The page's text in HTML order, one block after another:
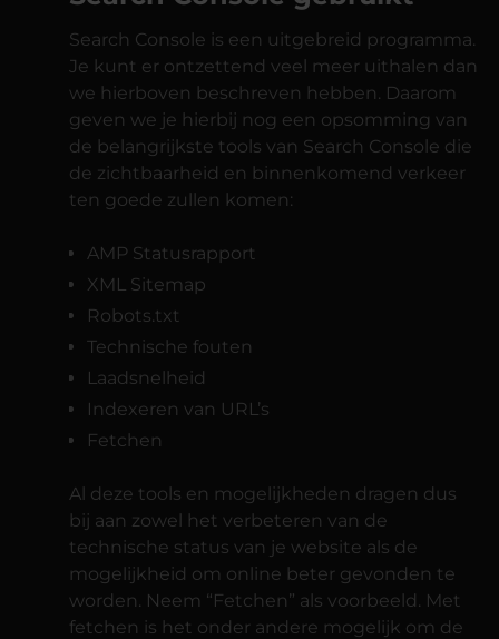
Search Console is een uitgebreid programma.
Je kunt er ontzettend veel meer uithalen dan
we hierboven beschreven hebben. Daarom
geven we je hierbij nog een opsomming van
de belangrijkste tools van Search Console die
de zichtbaarheid en binnenkomend verkeer
ten goede zullen komen:
AMP Statusrapport
XML Sitemap
Robots.txt
Technische fouten
Laadsnelheid
Indexeren van URL’s
Fetchen
Al deze tools en mogelijkheden dragen dus
bij aan zowel het verbeteren van de
technische status van je website als de
mogelijkheid om online beter gevonden te
worden. Neem “Fetchen” als voorbeeld. Met
fetchen is het onder andere mogelijk om de